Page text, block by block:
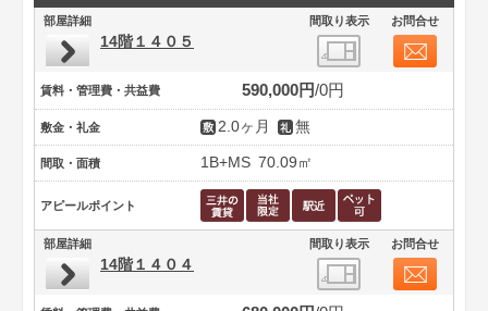
部屋詳細 間取り表示 お問合せ
14階１４０５
賃料・管理費・共益費 590,000円 0円
敷金・礼金 2.0ヶ月 無
間取・面積 1B+MS 70.09㎡
アピールポイント
部屋詳細 間取り表示 お問合せ
14階１４０４